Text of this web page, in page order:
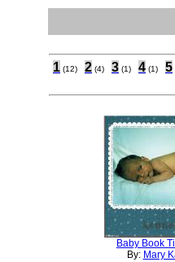
1 (12) 2 (4) 3 (1) 4 (1) 5
Baby Book
By: Mary